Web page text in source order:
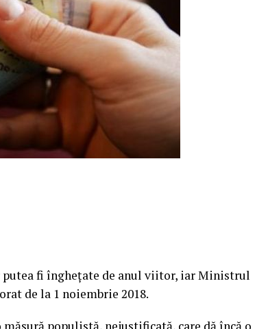
fi îngheţate de anul viitor, iar Ministrul
de la 1 noiembrie 2018.